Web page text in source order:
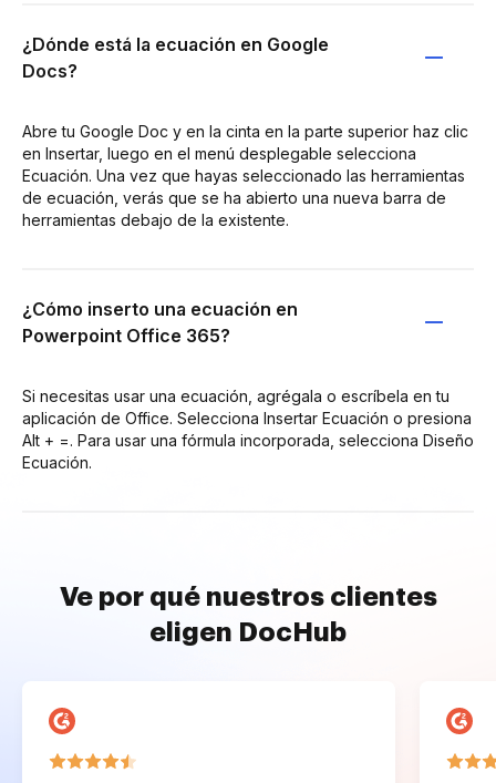
¿Dónde está la ecuación en Google
Docs?
Abre tu Google Doc y en la cinta en la parte superior haz clic
en Insertar, luego en el menú desplegable selecciona
Ecuación. Una vez que hayas seleccionado las herramientas
de ecuación, verás que se ha abierto una nueva barra de
herramientas debajo de la existente.
¿Cómo inserto una ecuación en
Powerpoint Office 365?
Si necesitas usar una ecuación, agrégala o escríbela en tu
aplicación de Office. Selecciona Insertar Ecuación o presiona
Alt + =. Para usar una fórmula incorporada, selecciona Diseño
Ecuación.
Ve por qué nuestros clientes
eligen DocHub